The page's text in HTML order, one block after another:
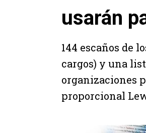
usarán
144 escaños de
cargos) y una
organizaciones
proporcional